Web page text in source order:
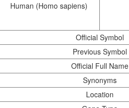
Human (Homo sapiens)
Official Symbol
Previous Symbol
Official Full Name
Synonyms
Location